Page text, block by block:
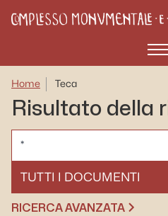
Home Teca
Risultato della
SELEZIONA UN DOCUMENTO
RICERCA AVANZATA